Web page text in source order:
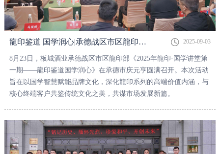
龍印鉴道 国学润心|承德战区市区龍印部2025年龍印·国学讲堂第一期圆满落幕 2025-09-03
8月23日，板城酒业承德战区市区龍印部《2025年龍印·国学讲堂第
一期——龍印鉴道国学润心》在承德市庆元亨圆满召开。本次活动
旨在以国学智慧赋能品牌文化，深化龍印系列的高端价值内涵，与
核心终端客户共鉴传统文化之美，共谋市场发展新篇。